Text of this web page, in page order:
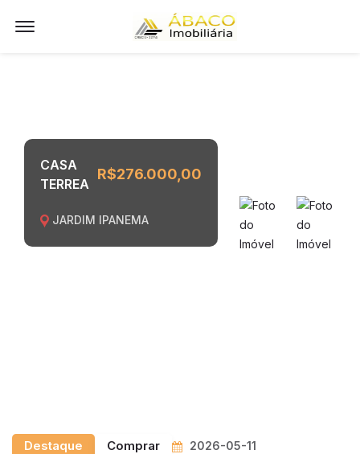
Offcanvas Menu Open
CASA
TERREA
R$276.000,00
JARDIM IPANEMA
Destaque Comprar 2026-05-11